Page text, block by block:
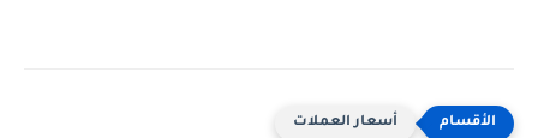
أسعار العملات